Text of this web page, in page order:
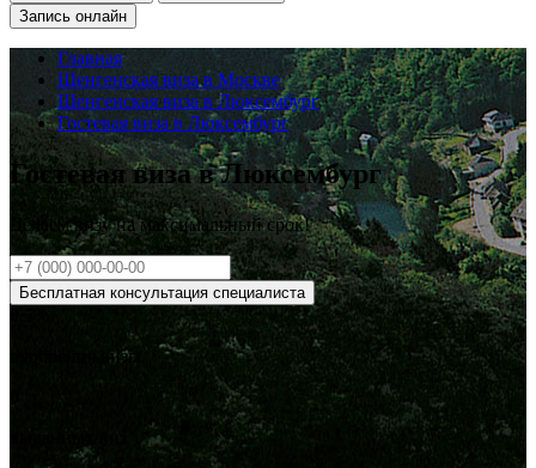
Запись онлайн
Главная
Шенгенская виза в Москве
Шенгенская виза в Люксембург
Гостевая виза в Люксембург
Гостевая виза в Люксембург
Делаем визу намаксимальныйсрок!
Бесплатная консультация специалиста
одобрения визы